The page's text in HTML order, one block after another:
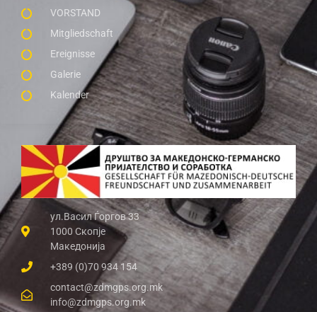
ул.Васил Ѓоргов 33
1000 Скопје
Македонија
+389 (0)70 934 154
contact@zdmgps.org.mk
info@zdmgps.org.mk
VORSTAND
Mitgliedschaft
Ereignisse
Galerie
Kalender